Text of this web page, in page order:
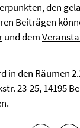
den
Beiträgen
und dem
in den Räumen
23-25, 14195